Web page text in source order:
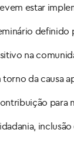
estar
definido
na
da causa
para